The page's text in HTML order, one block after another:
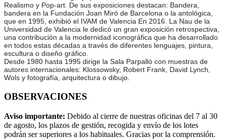
Realismo y Pop-art. De sus exposiciones destacan: Bandera,
bandera en la Fundación Joan Miró de Barcelona o la antológica,
que en 1995, exhibió el IVAM de Valencia En 2016. La Nau de la
Universidad de Valencia le dedicó un gran exposición retrospectiva,
una contribución a la modernidad iconográfica que ha desarrollado
en todos estas décadas a través de diferentes lenguajes, pintura,
escultura o diseño gráfico.
Desde 1980 hasta 1995 dirige la Sala Parpalló con muestras de
autores internacionales: Klossowsky, Robert Frank, David Lynch,
Wols y fotografía, arquitectura o dibujo.
OBSERVACIONES
Aviso importante: Debido al cierre de nuestras oficinas del 7 al 30
de agosto, los plazos de gestión, recogida y envío de los lotes
podrán ser superiores a los habituales. Gracias por la comprensión.